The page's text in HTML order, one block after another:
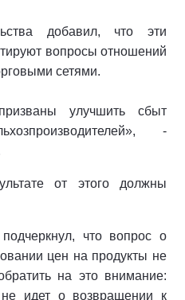
добавил, что эти
вопросы отношений
сетями.
улучшить сбыт
-
от этого должны
что вопрос о
цен на продукты не
на это внимание:
идет о возвращении к